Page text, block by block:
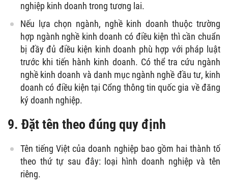
nghiệp kinh doanh trong tương lai.
Nếu lựa chọn ngành, nghề kinh doanh thuộc trường
hợp ngành nghề kinh doanh có điều kiện thì cần chuẩn
bị đầy đủ điều kiện kinh doanh phù hợp với pháp luật
trước khi tiến hành kinh doanh. Có thể tra cứu ngành
nghề kinh doanh và danh mục ngành nghề đầu tư, kinh
doanh có điều kiện tại Cổng thông tin quốc gia về đăng
ký doanh nghiệp.
9. Đặt tên theo đúng quy định
Tên tiếng Việt của doanh nghiệp bao gồm hai thành tố
theo thứ tự sau đây: loại hình doanh nghiệp và tên
riêng.